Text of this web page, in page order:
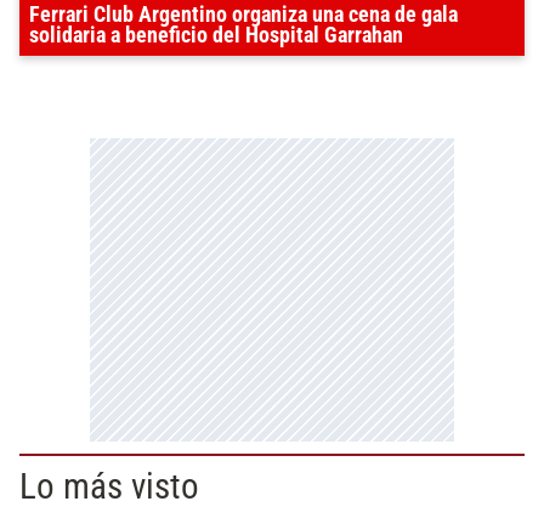
Ferrari Club Argentino organiza una cena de gala
solidaria a beneficio del Hospital Garrahan
Lo más visto